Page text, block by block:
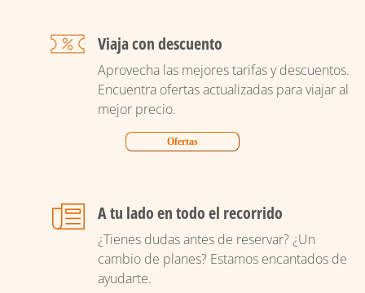
Viaja con descuento
Aprovecha las mejores tarifas y descuentos.
Encuentra ofertas actualizadas para viajar al
mejor precio.
Ofertas
A tu lado en todo el recorrido
¿Tienes dudas antes de reservar? ¿Un
cambio de planes? Estamos encantados de
ayudarte.